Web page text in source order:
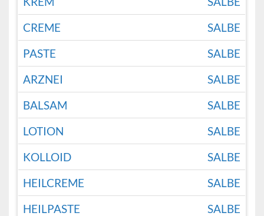
CREME
SALBE
PASTE
SALBE
ARZNEI
SALBE
BALSAM
SALBE
LOTION
SALBE
KOLLOID
SALBE
HEILCREME
SALBE
HEILPASTE
SALBE